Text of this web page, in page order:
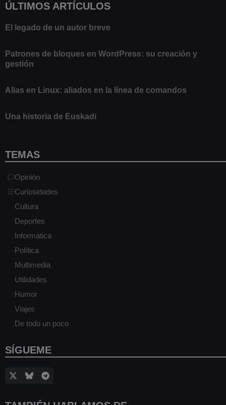
ÚLTIMOS ARTÍCULOS
El legado de un autor breve
Patrones de bloques en WordPress: su creación y
gestión
Alias en Linux: aliados en la línea de comandos
Una historia de Euskadi
TEMAS
Opinión
Curiosidades
Cultura
Deportes
Informática
Política
Multimedia
Utilidades
Humor
Viajes
De todo un poco
SÍGUEME